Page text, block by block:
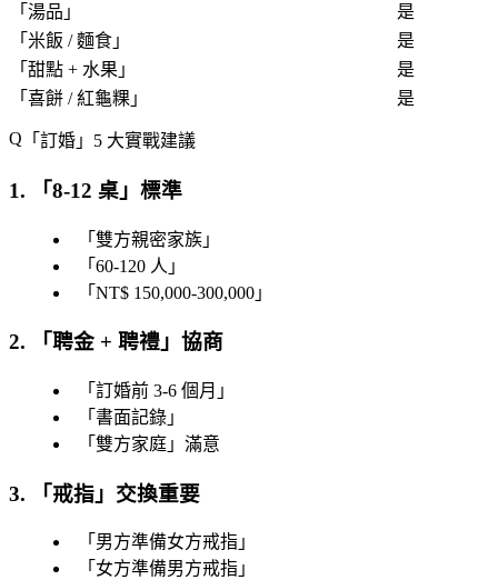
「 湯品 」
是
「 米飯 / 麵食 」
是
「 甜點 + 水果 」
是
「 喜餅 / 紅龜粿 」 是
「 訂婚 」5 大實戰建議
1. 「8-12 桌 」標準
「 雙方親密家族 」
「 60-120 人 」
「 NT$ 150,000-300,000 」
2. 「聘金 + 聘禮 」協商
「 訂婚前 3-6 個月 」
「 書面記錄 」
「 雙方家庭 」滿意
3. 「戒指 」交換重要
「 男方準備女方戒指 」
「 女方準備男方戒指 」